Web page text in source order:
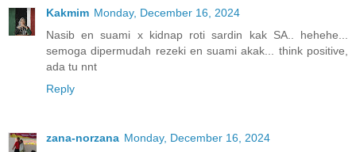
Kakmim Monday, December 16, 2024
Nasib en suami x kidnap roti sardin kak SA.. hehehe...
semoga dipermudah rezeki en suami akak... think positive,
ada tu nnt
Reply
zana-norzana Monday, December 16, 2024